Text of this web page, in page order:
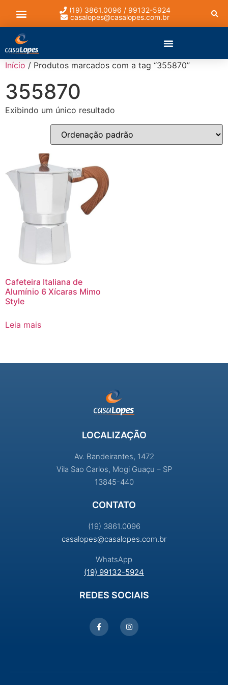
(19) 3861.0096 / 99132-5924
casalopes@casalopes.com.br
Início / Produtos marcados com a tag “355870”
355870
Exibindo um único resultado
Cafeteira Italiana de
Alumínio 6 Xícaras Mimo
Style
Leia mais
LOCALIZAÇÃO
Av. Bandeirantes, 1472
Vila Sao Carlos, Mogi Guaçu – SP
13845-440
CONTATO
(19) 3861.0096
casalopes@casalopes.com.br
WhatsApp
(19) 99132-5924
REDES SOCIAIS